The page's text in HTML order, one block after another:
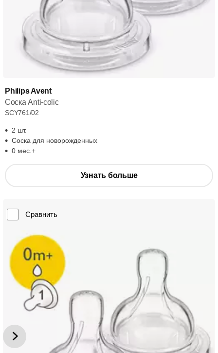
Philips Avent
Соска Anti-colic
SCY761/02
2 шт.
Соска для новорожденных
0 мес.+
Узнать больше
Сравнить